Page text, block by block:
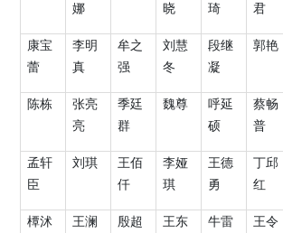
娜
晓
琦
君
康宝
蕾
李明
真
牟之
强
刘慧
冬
段继
凝
郭艳
陈栋
张亮
亮
季廷
群
魏尊
呼延
硕
蔡畅
普
孟轩
臣
刘琪
王佰
仟
李娅
琪
王德
勇
丁邱
红
橝沭
王澜 殷超
王东
牛雷
王令